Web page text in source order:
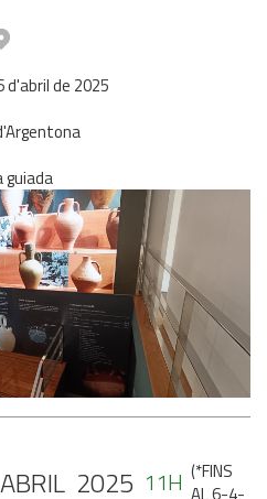
d'abrilde 2025
guiada
ABRIL 2025 11H (*FINS